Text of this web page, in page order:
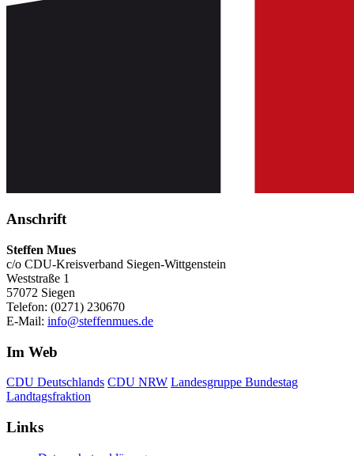
Anschrift
Steffen Mues
c/o CDU-Kreisverband Siegen-Wittgenstein
Weststraße 1
57072 Siegen
Telefon: (0271) 230670
E-Mail: info@steffenmues.de
Im Web
CDU Deutschlands CDU NRW Landesgruppe Bundestag
Landtagsfraktion
Links